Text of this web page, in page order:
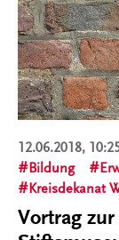
12.06.2018,
Bildung
Kreisdekanat
Vortrag